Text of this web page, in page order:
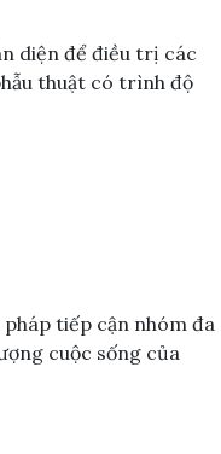
diện để điều trị các
thuật có trình độ
tiếp cận nhóm đa
cuộc sống của